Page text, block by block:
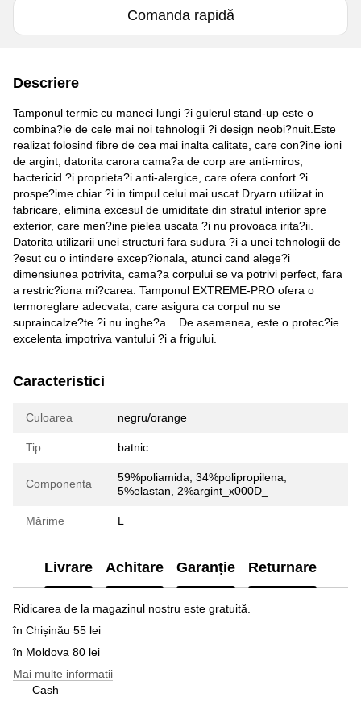
Comanda rapidă
Descriere
Tamponul termic cu maneci lungi ?i gulerul stand-up este o
combina?ie de cele mai noi tehnologii ?i design neobi?nuit.Este
realizat folosind fibre de cea mai inalta calitate, care con?ine ioni
de argint, datorita carora cama?a de corp are anti-miros,
bactericid ?i proprieta?i anti-alergice, care ofera confort ?i
prospe?ime chiar ?i in timpul celui mai uscat Dryarn utilizat in
fabricare, elimina excesul de umiditate din stratul interior spre
exterior, care men?ine pielea uscata ?i nu provoaca irita?ii.
Datorita utilizarii unei structuri fara sudura ?i a unei tehnologii de
?esut cu o intindere excep?ionala, atunci cand alege?i
dimensiunea potrivita, cama?a corpului se va potrivi perfect, fara
a restric?iona mi?carea. Tamponul EXTREME-PRO ofera o
termoreglare adecvata, care asigura ca corpul nu se
supraincalze?te ?i nu inghe?a. . De asemenea, este o protec?ie
excelenta impotriva vantului ?i a frigului.
Caracteristici
Culoarea negru/orange
Tip batnic
Componenta
59%poliamida, 34%polipropilena,
5%elastan, 2%argint_x000D_
Mărime L
Livrare Achitare Garanție Returnare
Ridicarea de la magazinul nostru este gratuită.
în Chișinău 55 lei
în Moldova 80 lei
Mai multe informatii
Cash